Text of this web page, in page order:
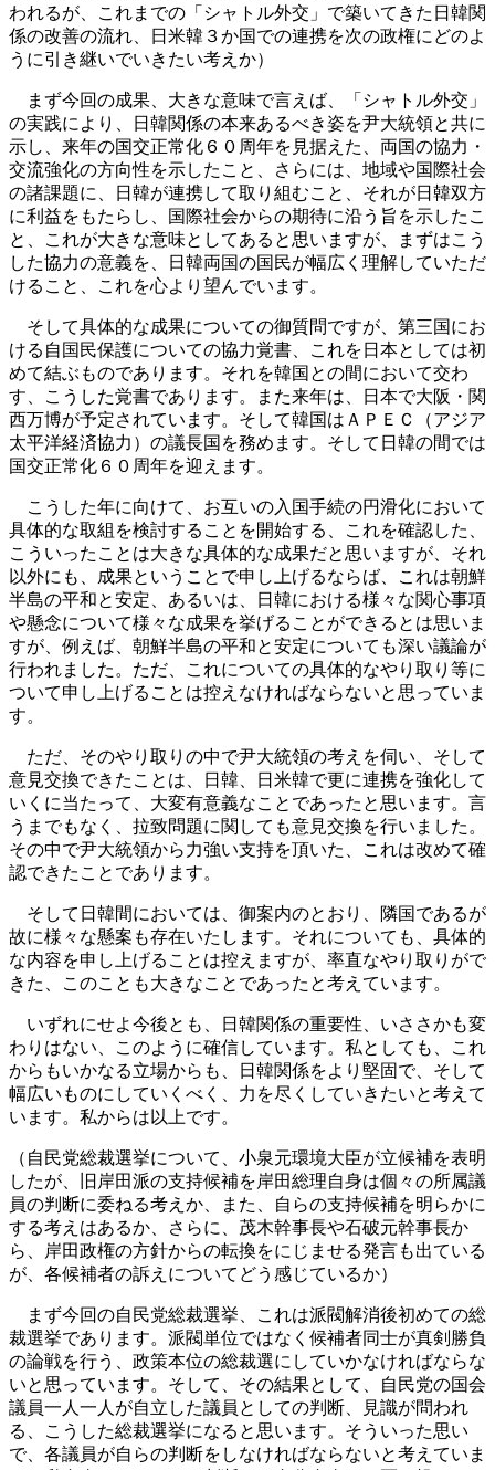
われるが、これまでの「シャトル外交」で築いてきた日韓関
係の改善の流れ、日米韓３か国での連携を次の政権にどのよ
うに引き継いでいきたい考えか）
まず今回の成果、大きな意味で言えば、「シャトル外交」
の実践により、日韓関係の本来あるべき姿を尹大統領と共に
示し、来年の国交正常化６０周年を見据えた、両国の協力・
交流強化の方向性を示したこと、さらには、地域や国際社会
の諸課題に、日韓が連携して取り組むこと、それが日韓双方
に利益をもたらし、国際社会からの期待に沿う旨を示したこ
と、これが大きな意味としてあると思いますが、まずはこう
した協力の意義を、日韓両国の国民が幅広く理解していただ
けること、これを心より望んでいます。
そして具体的な成果についての御質問ですが、第三国にお
ける自国民保護についての協力覚書、これを日本としては初
めて結ぶものであります。それを韓国との間において交わ
す、こうした覚書であります。また来年は、日本で大阪・関
西万博が予定されています。そして韓国はＡＰＥＣ（アジア
太平洋経済協力）の議長国を務めます。そして日韓の間では
国交正常化６０周年を迎えます。
こうした年に向けて、お互いの入国手続の円滑化において
具体的な取組を検討することを開始する、これを確認した、
こういったことは大きな具体的な成果だと思いますが、それ
以外にも、成果ということで申し上げるならば、これは朝鮮
半島の平和と安定、あるいは、日韓における様々な関心事項
や懸念について様々な成果を挙げることができるとは思いま
すが、例えば、朝鮮半島の平和と安定についても深い議論が
行われました。ただ、これについての具体的なやり取り等に
ついて申し上げることは控えなければならないと思っていま
す。
ただ、そのやり取りの中で尹大統領の考えを伺い、そして
意見交換できたことは、日韓、日米韓で更に連携を強化して
いくに当たって、大変有意義なことであったと思います。言
うまでもなく、拉致問題に関しても意見交換を行いました。
その中で尹大統領から力強い支持を頂いた、これは改めて確
認できたことであります。
そして日韓間においては、御案内のとおり、隣国であるが
故に様々な懸案も存在いたします。それについても、具体的
な内容を申し上げることは控えますが、率直なやり取りがで
きた、このことも大きなことであったと考えています。
いずれにせよ今後とも、日韓関係の重要性、いささかも変
わりはない、このように確信しています。私としても、これ
からもいかなる立場からも、日韓関係をより堅固で、そして
幅広いものにしていくべく、力を尽くしていきたいと考えて
います。私からは以上です。
（自民党総裁選挙について、小泉元環境大臣が立候補を表明
したが、旧岸田派の支持候補を岸田総理自身は個々の所属議
員の判断に委ねる考えか、また、自らの支持候補を明らかに
する考えはあるか、さらに、茂木幹事長や石破元幹事長か
ら、岸田政権の方針からの転換をにじませる発言も出ている
が、各候補者の訴えについてどう感じているか）
まず今回の自民党総裁選挙、これは派閥解消後初めての総
裁選挙であります。派閥単位ではなく候補者同士が真剣勝負
の論戦を行う、政策本位の総裁選にしていかなければならな
いと思っています。そして、その結果として、自民党の国会
議員一人一人が自立した議員としての判断、見識が問われ
る、こうした総裁選挙になると思います。そういった思い
で、各議員が自らの判断をしなければならないと考えていま